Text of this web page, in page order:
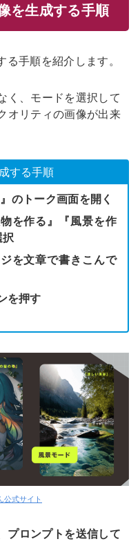
を生成する手順
手順を紹介します。
く、モードを選択して
オリティの画像が出来
する手順
のトーク画面を開く
を作る』『風景を作
択
を文章で書きこんで
を押す
公式サイト
プロンプトを送信して